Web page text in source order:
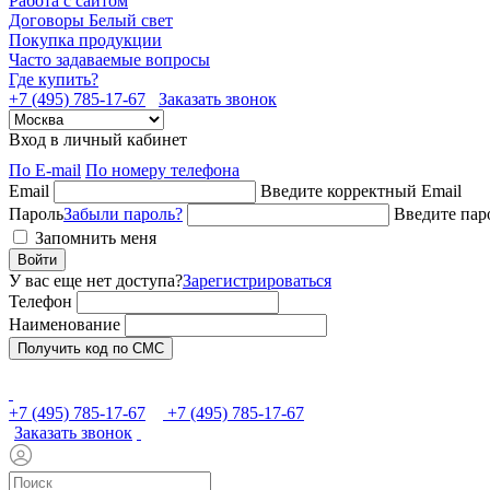
Договоры Белый свет
Покупка продукции
Часто задаваемые вопросы
Где купить?
+7 (495) 785-17-67
Заказать звонок
Вход в личный кабинет
По E-mail По номеру телефона
Email
Введите корректный Email
ПарольЗабыли пароль?
Введите
Запомнить меня
Войти
У вас еще нет доступа?Зарегистрироваться
Телефон
Наименование
Получить код по СМС
+7 (495) 785-17-67
+7 (495) 785-17-67
Заказать звонок